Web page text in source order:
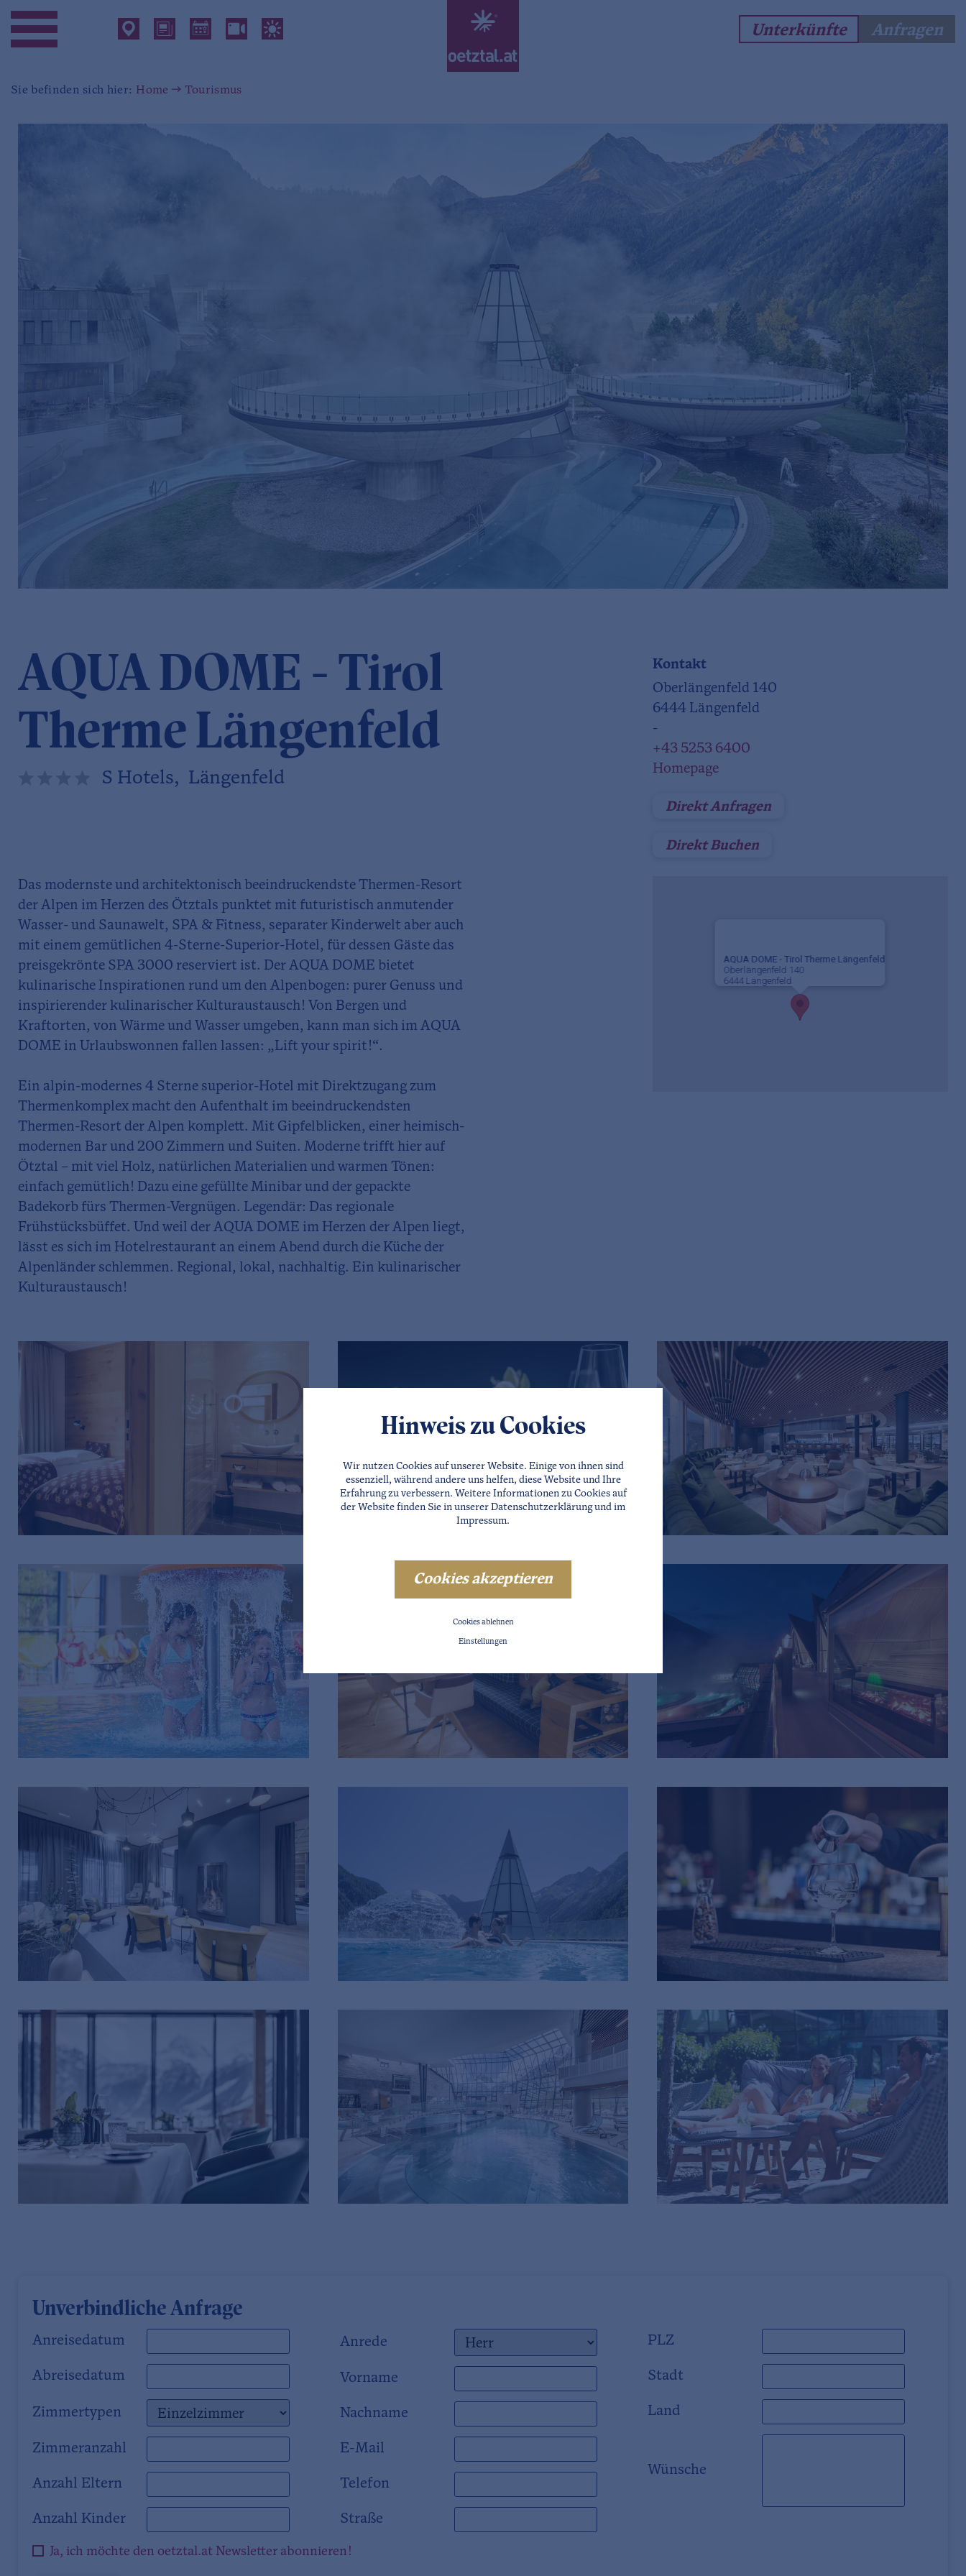
Sie befinden sich hier: Home Tourismus
AQUA DOME - Tirol
Therme Längenfeld
S Hotels, Längenfeld
Kontakt
Oberlängenfeld 140
6444 Längenfeld
-
+43 5253 6400
Homepage
Direkt Anfragen
Direkt Buchen
Das modernste und architektonisch beeindruckendste Thermen-Resort
der Alpen im Herzen des Ötztals punktet mit futuristisch anmutender
Wasser- und Saunawelt, SPA & Fitness, separater Kinderwelt aber auch
mit einem gemütlichen 4-Sterne-Superior-Hotel, für dessen Gäste das
preisgekrönte SPA 3000 reserviert ist. Der AQUA DOME bietet
kulinarische Inspirationen rund um den Alpenbogen: purer Genuss und
inspirierender kulinarischer Kulturaustausch! Von Bergen und
Kraftorten, von Wärme und Wasser umgeben, kann man sich im AQUA
DOME in Urlaubswonnen fallen lassen: „Lift your spirit!“.
Ein alpin-modernes 4 Sterne superior-Hotel mit Direktzugang zum
Thermenkomplex macht den Aufenthalt im beeindruckendsten
Thermen-Resort der Alpen komplett. Mit Gipfelblicken, einer heimisch-
modernen Bar und 200 Zimmern und Suiten. Moderne trifft hier auf
Ötztal – mit viel Holz, natürlichen Materialien und warmen Tönen:
einfach gemütlich! Dazu eine gefüllte Minibar und der gepackte
Badekorb fürs Thermen-Vergnügen. Legendär: Das regionale
Frühstücksbüffet. Und weil der AQUA DOME im Herzen der Alpen liegt,
lässt es sich im Hotelrestaurant an einem Abend durch die Küche der
Alpenländer schlemmen. Regional, lokal, nachhaltig. Ein kulinarischer
Kulturaustausch!
AQUA DOME - Tirol Therme Längenfeld
Oberlängenfeld 140
6444 Längenfeld
Unverbindliche Anfrage
Anreisedatum
Abreisedatum
Zimmertypen
Zimmeranzahl
Anzahl Eltern
Anzahl Kinder
Anrede
Vorname
Nachname
E-Mail
Telefon
Straße
PLZ
Stadt
Land
Wünsche
Ja, ich möchte den oetztal.at Newsletter abonnieren!
Hinweis zu Cookies
Wir nutzen Cookies auf unserer Website. Einige von ihnen sind
essenziell, während andere uns helfen, diese Website und Ihre
Erfahrung zu verbessern. Weitere Informationen zu Cookies auf
der Website finden Sie in unserer Datenschutzerklärungund im
Impressum.
Cookies akzeptieren
Cookies ablehnen
Einstellungen
Unterkünfte Anfragen